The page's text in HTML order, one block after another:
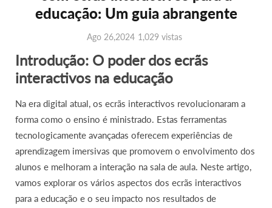
educação: Um guia abrangente
Ago 26,2024 1,029 vistas
Introdução: O poder dos ecrãs
interactivos na educação
Na era digital atual, os ecrãs interactivos revolucionaram a
forma como o ensino é ministrado. Estas ferramentas
tecnologicamente avançadas oferecem experiências de
aprendizagem imersivas que promovem o envolvimento dos
alunos e melhoram a interação na sala de aula. Neste artigo,
vamos explorar os vários aspectos dos ecrãs interactivos
para a educação e o seu impacto nos resultados de